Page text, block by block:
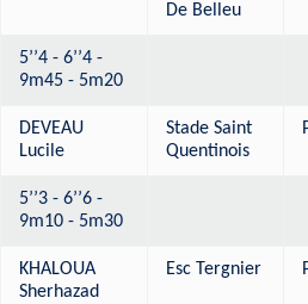
De Belleu
5’’4 - 6’’4 -
9m45 - 5m20
DEVEAU
Lucile
Stade Saint
Quentinois
5’’3 - 6’’6 -
9m10 - 5m30
KHALOUA
Sherhazad
Esc Tergnier